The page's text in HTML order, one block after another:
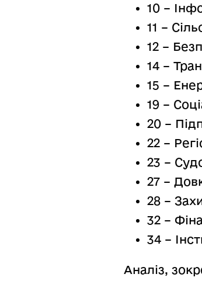
10 –
11 –
12 –
14 –
15 –
19 –
20 –
22 –
23 –
27 –
28 –
32 –
34 –
Аналіз,